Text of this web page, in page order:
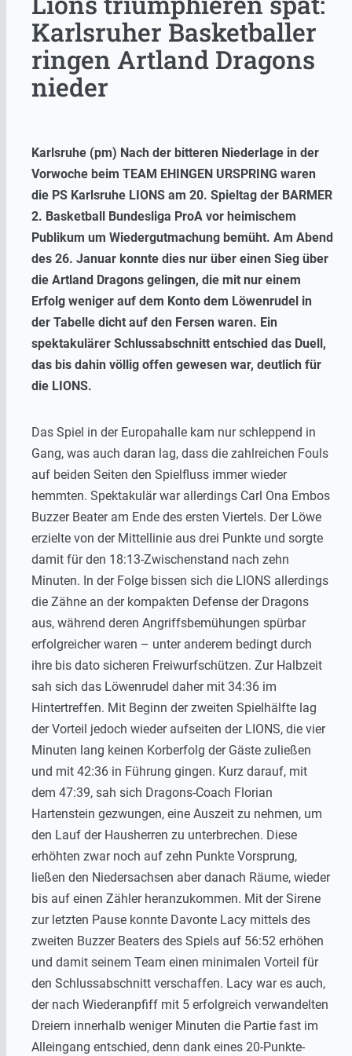
Karlsruher Basketballer
ringen Artland Dragons
nieder
Karlsruhe (pm) Nach der bitteren Niederlage in der
Vorwoche beim TEAM EHINGEN URSPRING waren
die PS Karlsruhe LIONS am 20. Spieltag der BARMER
2. Basketball Bundesliga ProA vor heimischem
Publikum um Wiedergutmachung bemüht. Am Abend
des 26. Januar konnte dies nur über einen Sieg über
die Artland Dragons gelingen, die mit nur einem
Erfolg weniger auf dem Konto dem Löwenrudel in
der Tabelle dicht auf den Fersen waren. Ein
spektakulärer Schlussabschnitt entschied das Duell,
das bis dahin völlig offen gewesen war, deutlich für
die LIONS.
Das Spiel in der Europahalle kam nur schleppend in
Gang, was auch daran lag, dass die zahlreichen Fouls
auf beiden Seiten den Spielfluss immer wieder
hemmten. Spektakulär war allerdings Carl Ona Embos
Buzzer Beater am Ende des ersten Viertels. Der Löwe
erzielte von der Mittellinie aus drei Punkte und sorgte
damit für den 18:13-Zwischenstand nach zehn
Minuten. In der Folge bissen sich die LIONS allerdings
die Zähne an der kompakten Defense der Dragons
aus, während deren Angriffsbemühungen spürbar
erfolgreicher waren – unter anderem bedingt durch
ihre bis dato sicheren Freiwurfschützen. Zur Halbzeit
sah sich das Löwenrudel daher mit 34:36 im
Hintertreffen. Mit Beginn der zweiten Spielhälfte lag
der Vorteil jedoch wieder aufseiten der LIONS, die vier
Minuten lang keinen Korberfolg der Gäste zuließen
und mit 42:36 in Führung gingen. Kurz darauf, mit
dem 47:39, sah sich Dragons-Coach Florian
Hartenstein gezwungen, eine Auszeit zu nehmen, um
den Lauf der Hausherren zu unterbrechen. Diese
erhöhten zwar noch auf zehn Punkte Vorsprung,
ließen den Niedersachsen aber danach Räume, wieder
bis auf einen Zähler heranzukommen. Mit der Sirene
zur letzten Pause konnte Davonte Lacy mittels des
zweiten Buzzer Beaters des Spiels auf 56:52 erhöhen
und damit seinem Team einen minimalen Vorteil für
den Schlussabschnitt verschaffen. Lacy war es auch,
der nach Wiederanpfiff mit 5 erfolgreich verwandelten
Dreiern innerhalb weniger Minuten die Partie fast im
Alleingang entschied, denn dank eines 20-Punkte-